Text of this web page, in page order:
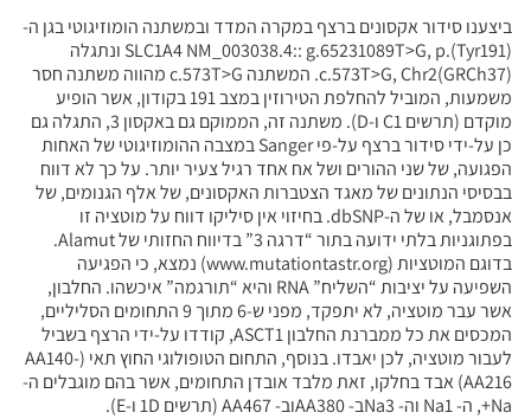
ביצענו סידור אקסונים ברצף במקרה המדד ובמשתנה הומוזיגוטי בגן ה-
SLC1A4 NM_003038.4:: g.65231089T>G, p.(Tyr191) ונתגלה
c.573T>G, Chr2(GRCh37). המשתנה c.573T>G מהווה משתנה חסר
משמעות, המוביל להחלפת הטירוזין במצב 191 בקודון, אשר הופיע
מוקדם (תרשים C1 ו-D). משתנה זה, הממוקם גם באקסון 3, התגלה גם
כן על-ידי סידור ברצף על-פי Sanger במצבה ההומוזיגוטי של האחות
הפגועה, של שני ההורים ושל אח אחד רגיל צעיר יותר. על כך לא דווח
בבסיסי הנתונים של מאגד הצטברות האקסונים, של אלף הגנומים, של
אנסמבל, או של ה-dbSNP. בחיזוי אין סיליקו דווח על מוטציה זו
בפתוגניות בלתי ידועה בתור “דרגה 3” בדיווח החזותי של Alamut.
בדוגם המוטציות (www.mutationtastr.org) נמצא, כי הפגיעה
השפיעה על יציבות “השליח” RNA והיא “תורגמה” איכשהו. החלבון,
אשר עבר מוטציה, לא יתפקד, מפני ש-6 מתוך 9 התחומים הסליליים,
המכסים את כל ממברנת החלבון ASCT1, קודדו על-ידי הרצף בשביל
לעבור מוטציה, לכן יאבדו. בנוסף, התחום הטופולוגי החוץ תאי (AA140-
AA216) אבד בחלקו, זאת מלבד אובדן התחומים, אשר בהם מוגבלים ה-
Na+, ה- Na1 וה- Na3ב- AA380וב- AA467 (תרשים 1D ו-E).